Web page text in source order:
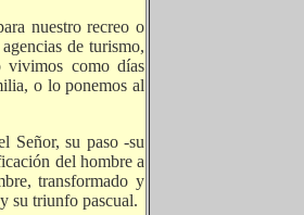
nuestro recreo o
de turismo,
vivimos como días
o lo ponemos al
Señor, su paso -su
del hombre a
transformado y
su triunfo pascual.